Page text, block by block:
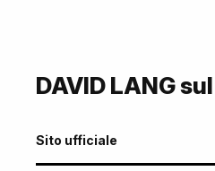
DAVID LANG
Sito ufficiale